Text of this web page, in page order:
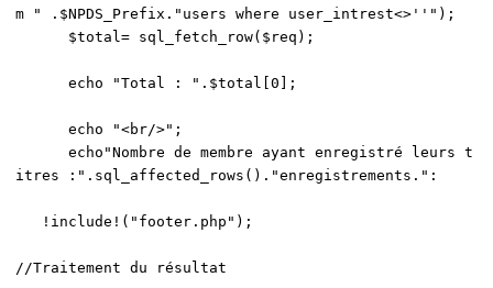
m " .$NPDS_Prefix."users where user_intrest<>''");
$total= sql_fetch_row($req);
echo "Total : ".$total[0];
echo "<br/>";
echo"Nombre de membre ayant enregistré leurs t
itres :".sql_affected_rows()."enregistrements.":
!include!("footer.php");
//Traitement du résultat